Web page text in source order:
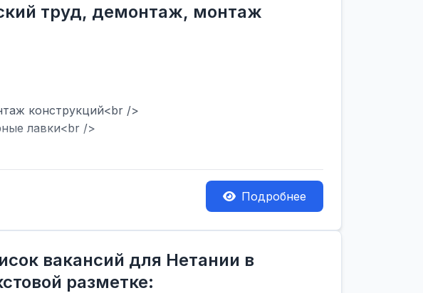
труд, демонтаж, монтаж
конструкций<br />
лавки<br />
Подробнее
вакансий для Нетании в
разметке: